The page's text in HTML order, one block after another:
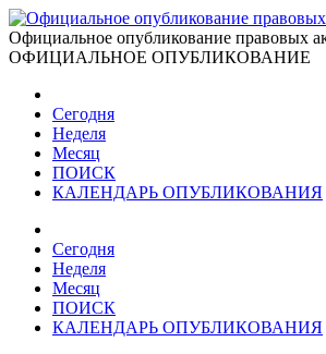
Официальное опубликование правовых
ОФИЦИАЛЬНОЕ ОПУБЛИКОВАНИЕ
Сегодня
Неделя
Месяц
ПОИСК
КАЛЕНДАРЬ ОПУБЛИКОВАНИЯ
Сегодня
Неделя
Месяц
ПОИСК
КАЛЕНДАРЬ ОПУБЛИКОВАНИЯ